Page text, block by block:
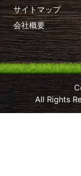
サイトマップ
会社概要
All Rights